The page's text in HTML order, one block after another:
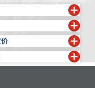
以下功能：
一般通知和服务程序。
艾里逊推进解决方案的
起始日期、里程数和小
Premium，该服务面
HUB 访问艾里逊官方
括：
价
择“出版物”选项卡下的